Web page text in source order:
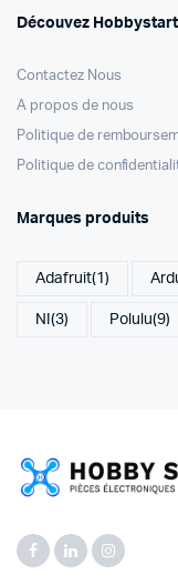
Découvez Hobbystart
Contactez Nous
A propos de nous
Politique de
Politique de
Marques produits
Adafruit(1)
NI (3) Polulu(9)